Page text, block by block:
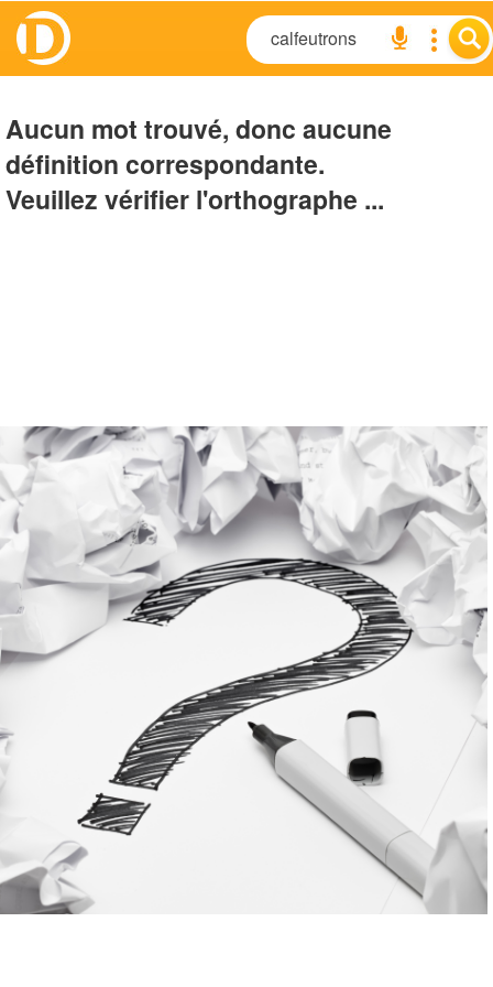
Aucun mot trouvé, donc aucune
définition correspondante.
Veuillez vérifier l'orthographe ...